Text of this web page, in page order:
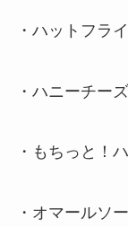
・ ハットフラ
・ ハニーチー
・ もちっと！
・ オマールソ